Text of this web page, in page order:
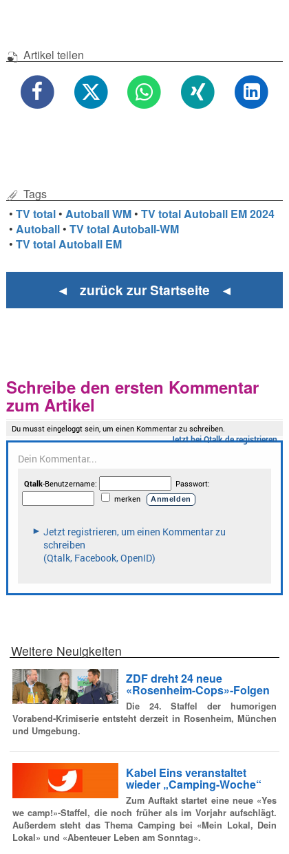
Artikel teilen
Tags
•TV total •Autoball WM •TV total Autoball EM 2024
•Autoball •TV total Autoball-WM
•TV total Autoball EM
◄ zurück zur Startseite ◄
Schreibe den ersten Kommentar
zum Artikel
Weitere Neuigkeiten
ZDF dreht 24 neue
«Rosenheim-Cops»-Folgen
Die 24. Staffel der humorigen
Vorabend-Krimiserie entsteht derzeit in Rosenheim, München
und Umgebung.
Kabel Eins veranstaltet
wieder „Camping-Woche“
Zum Auftakt startet eine neue «Yes
we camp!»-Staffel, die noch früher als im Vorjahr aufschlägt.
Außerdem steht das Thema Camping bei «Mein Lokal, Dein
Lokal» und «Abenteuer Leben am Sonntag».